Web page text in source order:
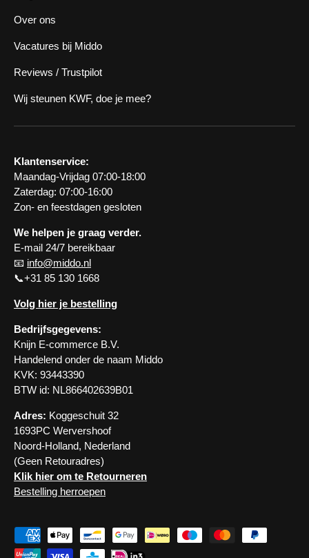
Over ons
Vacatures bij Middo
Reviews / Trustpilot
Wij steunen KWF, doe je mee?
Klantenservice:
Maandag-Vrijdag 07:00-18:00
Zaterdag: 07:00-16:00
Zon- en feestdagen gesloten
We helpen je graag verder.
E-mail 24/7 bereikbaar
📧 info@middo.nl
📞+31 85 130 1668
Volg hier je bestelling
Bedrijfsgegevens:
Knijn E-commerce B.V.
Handelend onder de naam Middo
KVK: 93443390
BTW id: NL866402639B01
Adres: Koggeschuit 32
1693PC Wervershoof
Noord-Holland, Nederland
(Geen Retouradres)
Klik hier om te Retourneren
Bestelling herroepen
Zahlungsmethoden